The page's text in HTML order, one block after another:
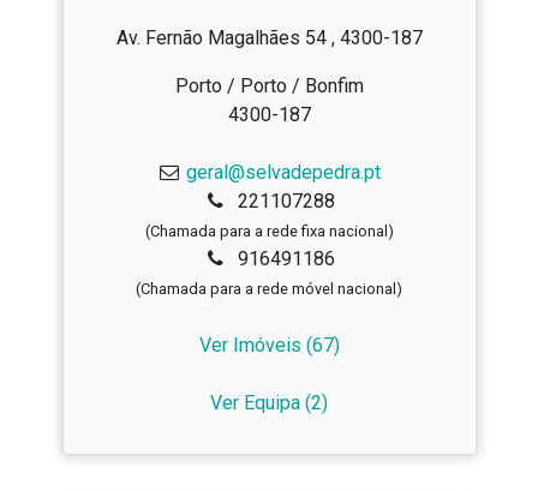
Av. Fernão Magalhães 54 , 4300-187
Porto / Porto / Bonfim
4300-187
geral@selvadepedra.pt
221107288
(Chamada para a rede fixa nacional)
916491186
(Chamada para a rede móvel nacional)
Ver Imóveis (67)
Ver Equipa (2)